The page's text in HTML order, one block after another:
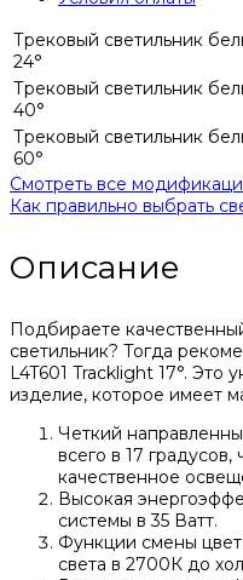
Трековый светильник
24°
Трековый светильник
40°
Трековый светильник
60°
Смотреть все
Как правильно выбрать
Описание
Подбираете
светильник? Тогда
L4T601 Tracklight 17°. Это
изделие, которое имеет
Четкий
всего в 17
качественное
Высокая
системы в 35 Ватт.
Функции смены
света в 2700К до